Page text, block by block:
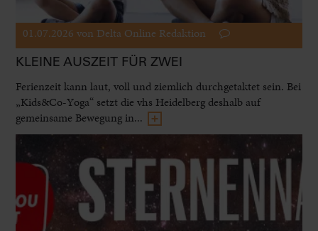
01.07.2026 von Delta Online Redaktion
KLEINE AUSZEIT FÜR ZWEI
Ferienzeit kann laut, voll und ziemlich durchgetaktet sein. Bei
„Kids&Co-Yoga“ setzt die vhs Heidelberg deshalb auf
gemeinsame Bewegung in...